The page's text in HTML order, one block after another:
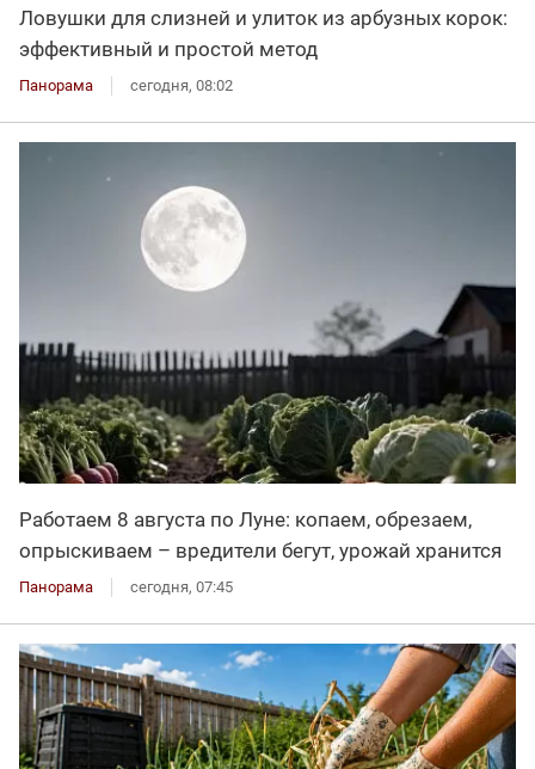
Ловушки для слизней и улиток из арбузных корок:
эффективный и простой метод
Панорама сегодня, 08:02
Работаем 8 августа по Луне: копаем, обрезаем,
опрыскиваем – вредители бегут, урожай хранится
Панорама сегодня, 07:45